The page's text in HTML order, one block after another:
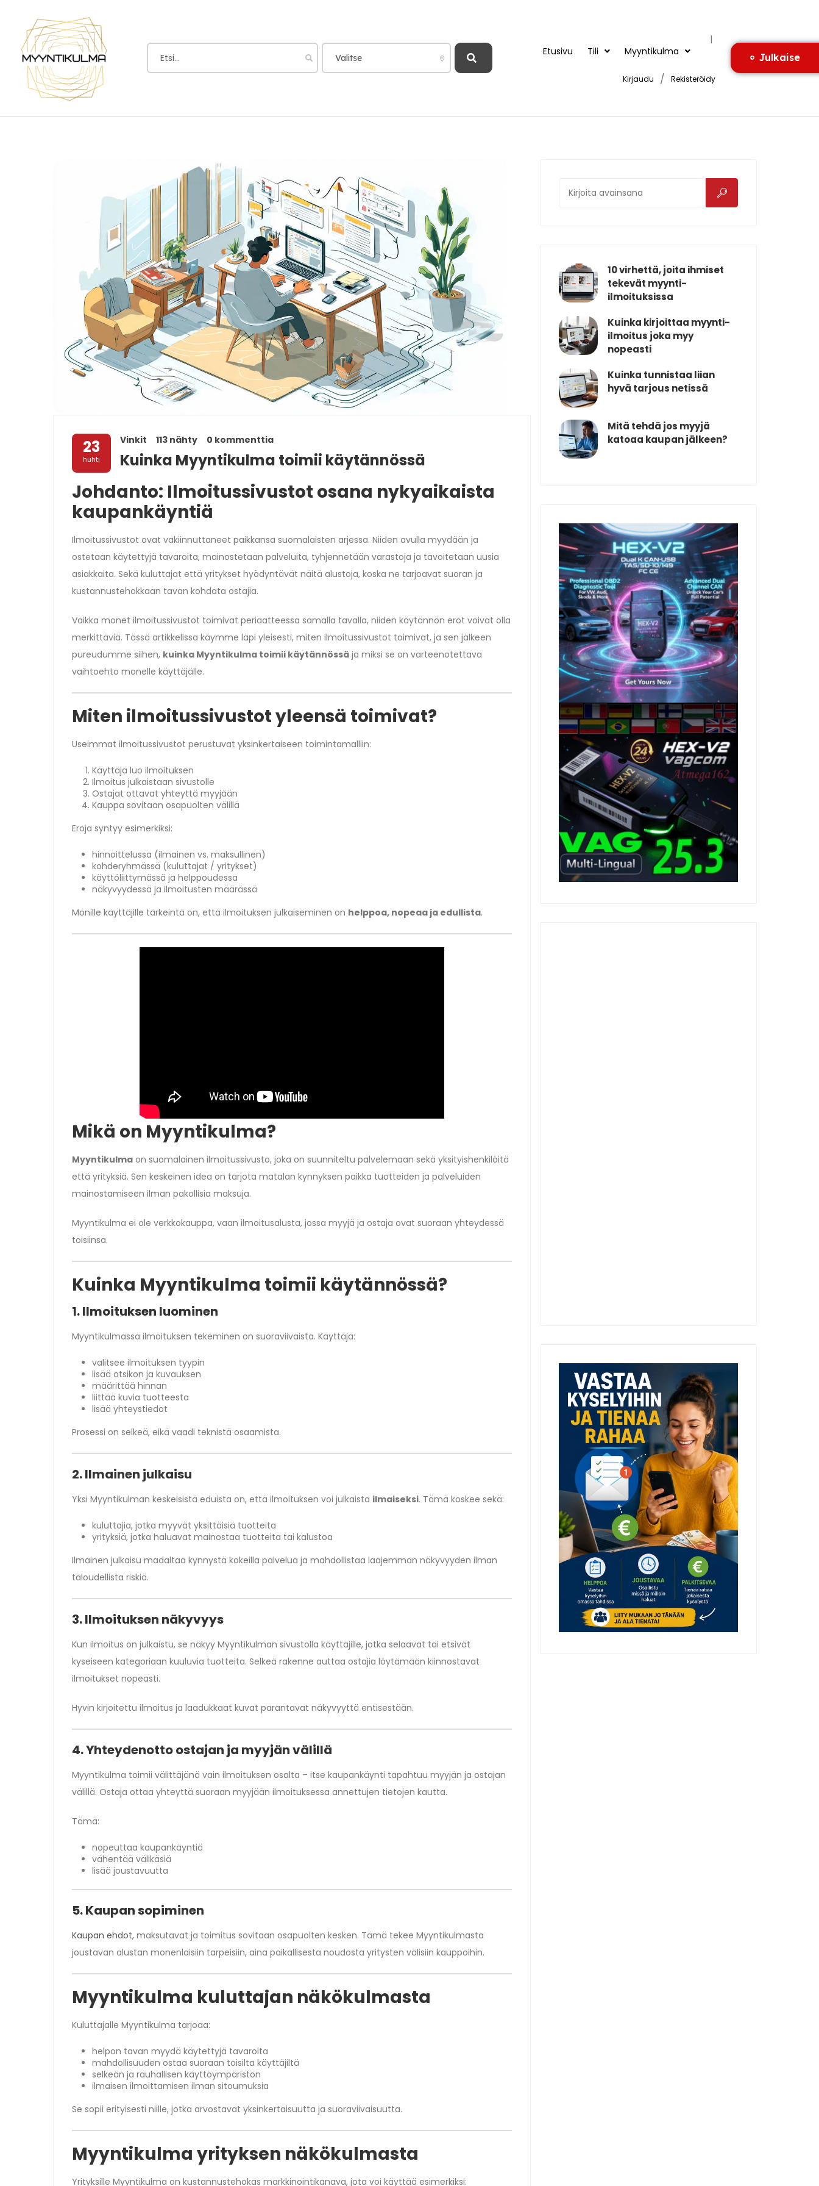
Etusivu Tili Myyntikulma
|
Kirjaudu / Rekisteröidy
Julkaise
23
huhti
Vinkit 113 nähty 0 kommenttia
Kuinka Myyntikulma toimii käytännössä
Johdanto: Ilmoitussivustot osana nykyaikaista
kaupankäyntiä
Ilmoitussivustot ovat vakiinnuttaneet paikkansa suomalaisten arjessa. Niiden avulla myydään ja
ostetaan käytettyjä tavaroita, mainostetaan palveluita, tyhjennetään varastoja ja tavoitetaan uusia
asiakkaita. Sekä kuluttajat että yritykset hyödyntävät näitä alustoja, koska ne tarjoavat suoran ja
kustannustehokkaan tavan kohdata ostajia.
Vaikka monet ilmoitussivustot toimivat periaatteessa samalla tavalla, niiden käytännön erot voivat olla
merkittäviä. Tässä artikkelissa käymme läpi yleisesti, miten ilmoitussivustot toimivat, ja sen jälkeen
pureudumme siihen, kuinka Myyntikulma toimii käytännössä ja miksi se on varteenotettava
vaihtoehto monelle käyttäjälle.
Miten ilmoitussivustot yleensä toimivat?
Useimmat ilmoitussivustot perustuvat yksinkertaiseen toimintamalliin:
Käyttäjä luo ilmoituksen
Ilmoitus julkaistaan sivustolle
Ostajat ottavat yhteyttä myyjään
Kauppa sovitaan osapuolten välillä
Eroja syntyy esimerkiksi:
hinnoittelussa (ilmainen vs. maksullinen)
kohderyhmässä (kuluttajat / yritykset)
käyttöliittymässä ja helppoudessa
näkyvyydessä ja ilmoitusten määrässä
Monille käyttäjille tärkeintä on, että ilmoituksen julkaiseminen on helppoa, nopeaa ja edullista.
Mikä on Myyntikulma?
Myyntikulma on suomalainen ilmoitussivusto, joka on suunniteltu palvelemaan sekä yksityishenkilöitä
että yrityksiä. Sen keskeinen idea on tarjota matalan kynnyksen paikka tuotteiden ja palveluiden
mainostamiseen ilman pakollisia maksuja.
Myyntikulma ei ole verkkokauppa, vaan ilmoitusalusta, jossa myyjä ja ostaja ovat suoraan yhteydessä
toisiinsa.
Kuinka Myyntikulma toimii käytännössä?
1. Ilmoituksen luominen
Myyntikulmassa ilmoituksen tekeminen on suoraviivaista. Käyttäjä:
valitsee ilmoituksen tyypin
lisää otsikon ja kuvauksen
määrittää hinnan
liittää kuvia tuotteesta
lisää yhteystiedot
Prosessi on selkeä, eikä vaadi teknistä osaamista.
2. Ilmainen julkaisu
Yksi Myyntikulman keskeisistä eduista on, että ilmoituksen voi julkaista ilmaiseksi. Tämä koskee sekä:
kuluttajia, jotka myyvät yksittäisiä tuotteita
yrityksiä, jotka haluavat mainostaa tuotteita tai kalustoa
Ilmainen julkaisu madaltaa kynnystä kokeilla palvelua ja mahdollistaa laajemman näkyvyyden ilman
taloudellista riskiä.
3. Ilmoituksen näkyvyys
Kun ilmoitus on julkaistu, se näkyy Myyntikulman sivustolla käyttäjille, jotka selaavat tai etsivät
kyseiseen kategoriaan kuuluvia tuotteita. Selkeä rakenne auttaa ostajia löytämään kiinnostavat
ilmoitukset nopeasti.
Hyvin kirjoitettu ilmoitus ja laadukkaat kuvat parantavat näkyvyyttä entisestään.
4. Yhteydenotto ostajan ja myyjän välillä
Myyntikulma toimii välittäjänä vain ilmoituksen osalta – itse kaupankäynti tapahtuu myyjän ja ostajan
välillä. Ostaja ottaa yhteyttä suoraan myyjään ilmoituksessa annettujen tietojen kautta.
Tämä:
nopeuttaa kaupankäyntiä
vähentää välikäsiä
lisää joustavuutta
5. Kaupan sopiminen
Kaupan ehdot, maksutavat ja toimitus sovitaan osapuolten kesken. Tämä tekee Myyntikulmasta
joustavan alustan monenlaisiin tarpeisiin, aina paikallisesta noudosta yritysten välisiin kauppoihin.
Myyntikulma kuluttajan näkökulmasta
Kuluttajalle Myyntikulma tarjoaa:
helpon tavan myydä käytettyjä tavaroita
mahdollisuuden ostaa suoraan toisilta käyttäjiltä
selkeän ja rauhallisen käyttöympäristön
ilmaisen ilmoittamisen ilman sitoumuksia
Se sopii erityisesti niille, jotka arvostavat yksinkertaisuutta ja suoraviivaisuutta.
Myyntikulma yrityksen näkökulmasta
Yrityksille Myyntikulma on kustannustehokas markkinointikanava, jota voi käyttää esimerkiksi:
10 virhettä, joita ihmiset
tekevät myynti-
ilmoituksissa
Kuinka kirjoittaa myynti-
ilmoitus joka myy
nopeasti
Kuinka tunnistaa liian
hyvä tarjous netissä
Mitä tehdä jos myyjä
katoaa kaupan jälkeen?